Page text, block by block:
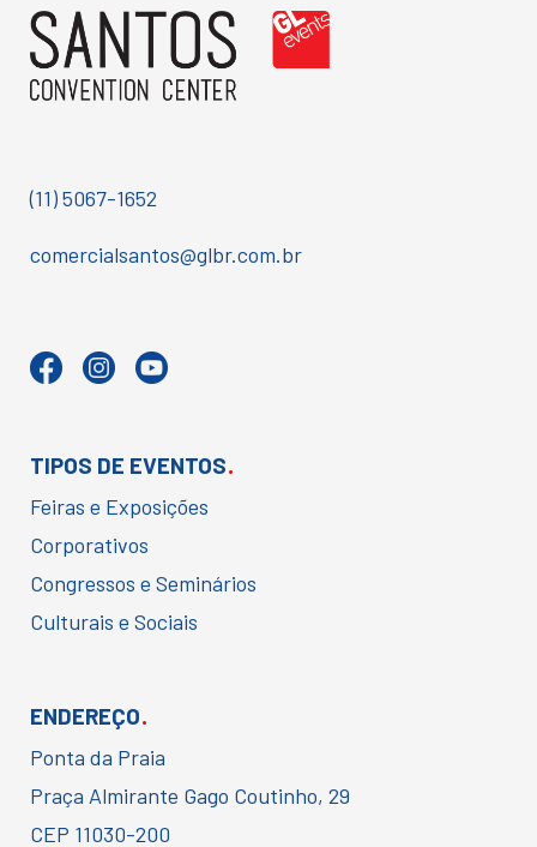
(11) 5067-1652
comercialsantos@glbr.com.br
TIPOS DE EVENTOS.
Feiras e Exposições
Corporativos
Congressos e Seminários
Culturais e Sociais
ENDEREÇO.
Ponta da Praia
Praça Almirante Gago Coutinho, 29
CEP 11030-200